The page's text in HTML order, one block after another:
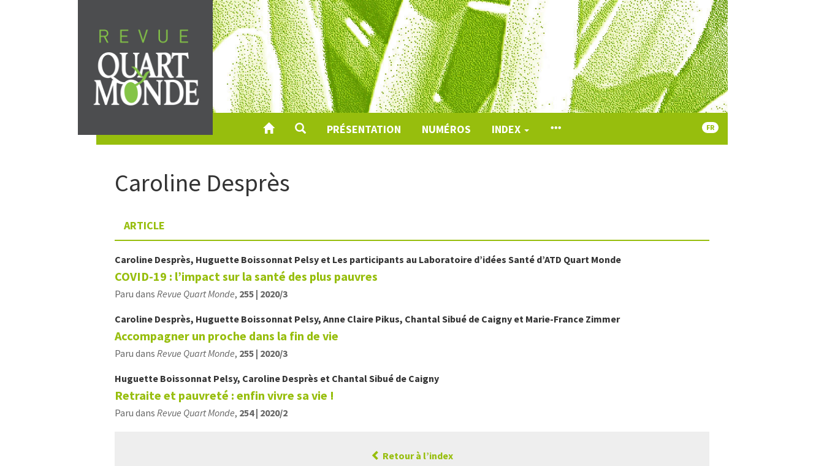
au
contenu
PRÉSENTATION NUMÉROS INDEX FR
Caroline Desprès
ARTICLE
Caroline Desprès, Huguette Boissonnat Pelsy et Les participants au Laboratoire d’idées Santé d’ATD Quart Monde
COVID-19 : l’impact sur la santé des plus pauvres
Paru dans Revue Quart Monde, 255 | 2020/3
Caroline Desprès, Huguette Boissonnat Pelsy, Anne Claire Pikus, ChantalSibué de Caigny et Marie-France Zimmer
Accompagner un proche dans la fin de vie
Paru dans Revue Quart Monde, 255 | 2020/3
Huguette Boissonnat Pelsy, Caroline Desprès et ChantalSibué de Caigny
Retraite et pauvreté : enfin vivre sa vie !
Paru dans Revue Quart Monde, 254 | 2020/2
Retour à l’index